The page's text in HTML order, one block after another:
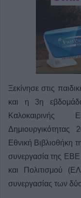
Ξεκίνησε στις
και η 3η
Καλοκαιρινής
Εθνική Βιβλιοθήκη
συνεργασία της ΕΒΕ
και Πολιτισμού
συνεργασίας των